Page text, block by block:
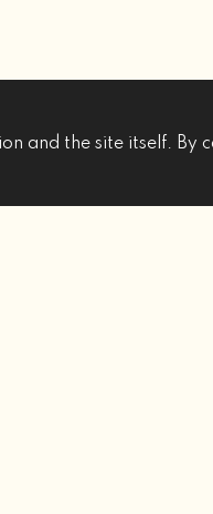
and the site itself. By